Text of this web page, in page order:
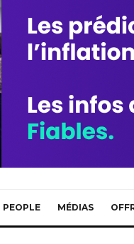
PEOPLE MÉDIAS